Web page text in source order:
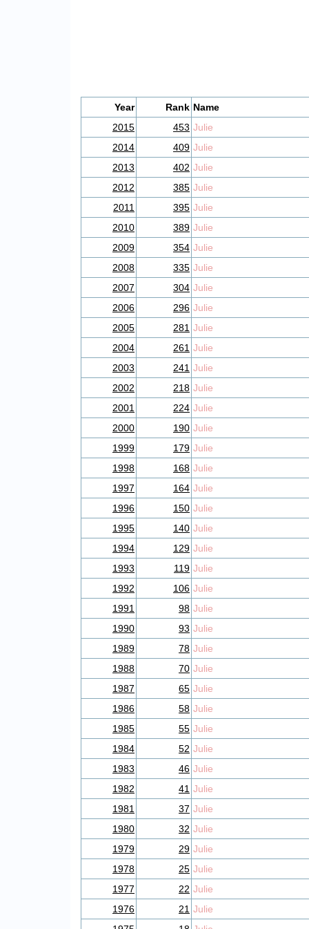
Year Rank Name
2015
453 Julie
2014
409 Julie
2013
402 Julie
2012
385 Julie
2011
395 Julie
2010
389 Julie
2009
354 Julie
2008
335 Julie
2007
304 Julie
2006
296 Julie
2005
281 Julie
2004
261 Julie
2003
241 Julie
2002
218 Julie
2001
224 Julie
2000
190 Julie
1999
179 Julie
1998
168 Julie
1997
164 Julie
1996
150 Julie
1995
140 Julie
1994
129 Julie
1993
119 Julie
1992
106 Julie
1991
98 Julie
1990
93 Julie
1989
78 Julie
1988
70 Julie
1987
65 Julie
1986
58 Julie
1985
55 Julie
1984
52 Julie
1983
46 Julie
1982
41 Julie
1981
37 Julie
1980
32 Julie
1979
29 Julie
1978
25 Julie
1977
22 Julie
1976
21 Julie